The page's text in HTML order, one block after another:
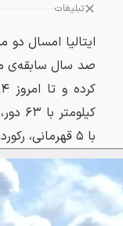
تبلیغات
ایتالیا امسال دو
با ۵ قهرمانی، رکورددار موفقیت در مونزا هستند.